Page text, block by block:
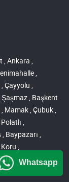
, Ankara ,
,
Çayyolu ,
Şaşmaz , Başkent
Mamak , Çubuk ,
,
Baypazarı ,
,
Whatsapp